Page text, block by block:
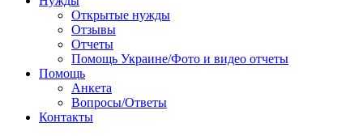
Открытые нужды
Отзывы
Отчеты
Помощь Украине/Фото и видео отчеты
Помощь
Анкета
Вопросы/Ответы
Контакты